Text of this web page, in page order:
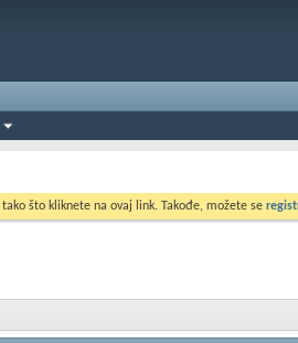
tako što kliknete na ovaj link. Takođe, možete se